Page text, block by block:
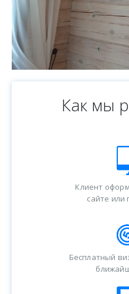
Как мы
Клиент
сайте или
Бесплатный